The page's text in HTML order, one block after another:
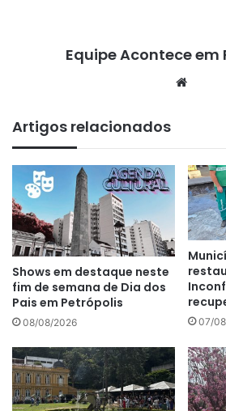
Equipe Acontece em
Artigos relacionados
Shows em destaque neste
fim de semana de Dia dos
Pais em Petrópolis
08/08/2026 07/